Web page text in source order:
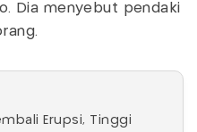
Dia menyebut pendaki
Erupsi, Tinggi